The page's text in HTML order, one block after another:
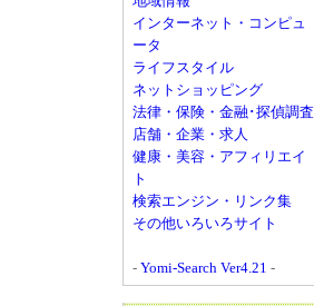
インターネット・コンピュ
ータ
ライフスタイル
ネットショッピング
法律・保険・金融･探偵調査
店舗・企業・求人
健康・美容・アフィリエイ
ト
検索エンジン・リンク集
その他いろいろサイト
- Yomi-Search Ver4.21 -